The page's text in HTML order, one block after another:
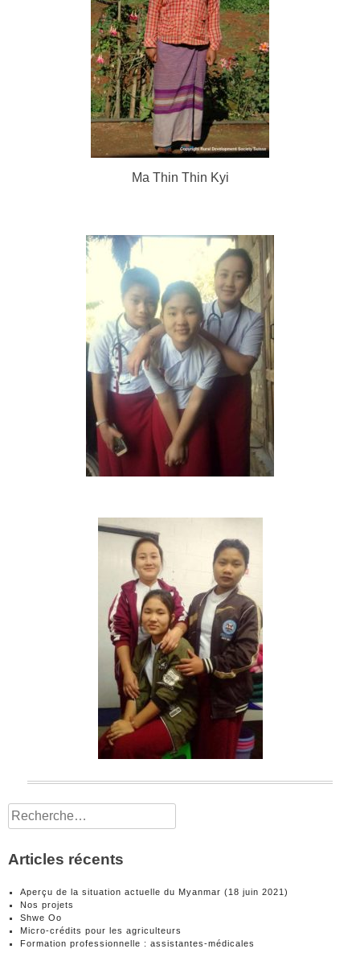
Ma Thin Thin Kyi
Rechercher :
Articles récents
Aperçu de la situation actuelle du Myanmar (18 juin 2021)
Nos projets
Shwe Oo
Micro-crédits pour les agriculteurs
Formation professionnelle : assistantes-médicales